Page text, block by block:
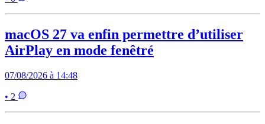
macOS 27 va enfin permettre d’utiliser
AirPlay en mode fenêtré
07/08/2026 à 14:48
• 2